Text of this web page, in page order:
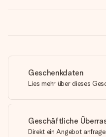
Geschenkdaten
Lies mehr über dieses
Geschäftliche
Direkt ein Angebot